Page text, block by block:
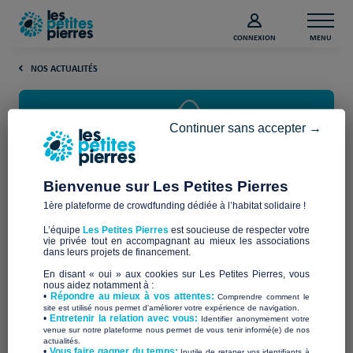
CONNEXION MENU
NOS ACTUALITÉS
Appel à projets : URGENCE
COVID-19
Fin mars, nous réalisions un sondage des besoins des
associations se mobilisant pour répondre aux situations
d’urgence provoquées par l’épidémie Covid-19, en particulier
chez les sans-abris, les victimes de l’exclusion sociale, et ceux
que le confinement chez soi exposent à des risques nouveaux
Bienvenue sur Les Petites Pierres
1ère plateforme de crowdfunding dédiée à l’habitat solidaire !
L’équipe Les Petites Pierres est soucieuse de respecter votre
vie privée tout en accompagnant au mieux les associations
dans leurs projets de financement.
En disant « oui » aux cookies sur Les Petites Pierres, vous
nous aidez notamment à :
• Répondre au mieux à vos attentes:Comprendre comment le
site est utilisé nous permet d'améliorer votre expérience de navigation.
•Entretenir la relation avec vous: Identifier anonymement votre
venue sur notre plateforme nous permet de vous tenir informé(e) de nos
actualités.
Continuer sans accepter →